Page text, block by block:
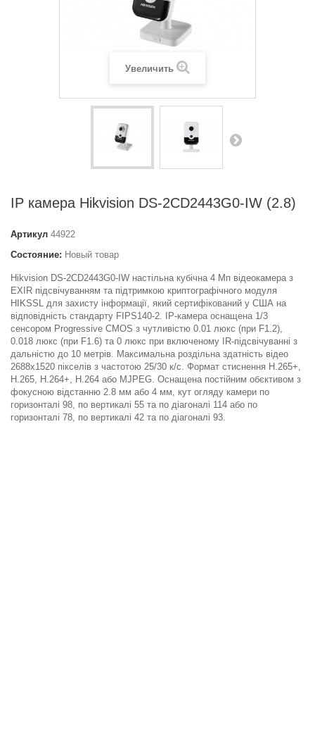
Увеличить
IP камера Hikvision DS-2CD2443G0-IW (2.8)
Артикул 44922
Состояние: Новый товар
Hikvision DS-2CD2443G0-IW настільна кубічна 4 Мп відеокамера з
EXIR підсвічуванням та підтримкою криптографічного модуля
HIKSSL для захисту інформації, який сертифікований у США на
відповідність стандарту FIPS140-2. IP-камера оснащена 1/3
сенсором Progressive CMOS з чутливістю 0.01 люкс (при F1.2),
0.018 люкс (при F1.6) та 0 люкс при включеному IR-підсвічуванні з
дальністю до 10 метрів. Максимальна роздільна здатність відео
2688x1520 пікселів з частотою 25/30 к/с. Формат стиснення H.265+,
H.265, H.264+, H.264 або MJPEG. Оснащена постійним обєктивом з
фокусною відстанню 2.8 мм або 4 мм, кут огляду камери по
горизонталі 98, по вертикалі 55 та по діагоналі 114 або по
горизонталі 78, по вертикалі 42 та по діагоналі 93.